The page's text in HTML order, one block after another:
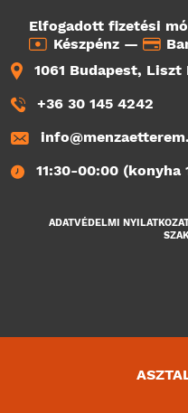
Elfogadott fizetési
Készpénz —
1061 Budapest, Liszt
+36 30 145 4242
11:30-00:00 (konyha
ADATVÉDELMI